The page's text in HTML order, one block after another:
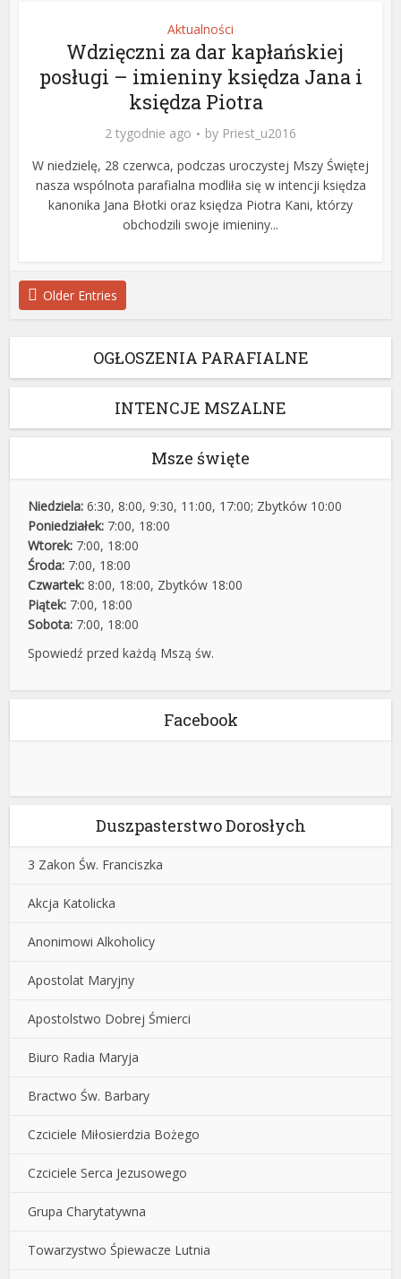
Aktualności
Wdzięczni za dar kapłańskiej
posługi – imieniny księdza Jana i
księdza Piotra
2 tygodnie ago by Priest_u2016
W niedzielę, 28 czerwca, podczas uroczystej Mszy Świętej
nasza wspólnota parafialna modliła się w intencji księdza
kanonika Jana Błotki oraz księdza Piotra Kani, którzy
obchodzili swoje imieniny...
Older Entries
OGŁOSZENIA PARAFIALNE
INTENCJE MSZALNE
Msze święte
Niedziela: 6:30, 8:00, 9:30, 11:00, 17:00; Zbytków 10:00
Poniedziałek: 7:00, 18:00
Wtorek: 7:00, 18:00
Środa: 7:00, 18:00
Czwartek: 8:00, 18:00, Zbytków 18:00
Piątek: 7:00, 18:00
Sobota: 7:00, 18:00
Spowiedź przed każdą Mszą św.
Facebook
Duszpasterstwo Dorosłych
3 Zakon Św. Franciszka
Akcja Katolicka
Anonimowi Alkoholicy
Apostolat Maryjny
Apostolstwo Dobrej Śmierci
Biuro Radia Maryja
Bractwo Św. Barbary
Czciciele Miłosierdzia Bożego
Czciciele Serca Jezusowego
Grupa Charytatywna
Towarzystwo Śpiewacze Lutnia